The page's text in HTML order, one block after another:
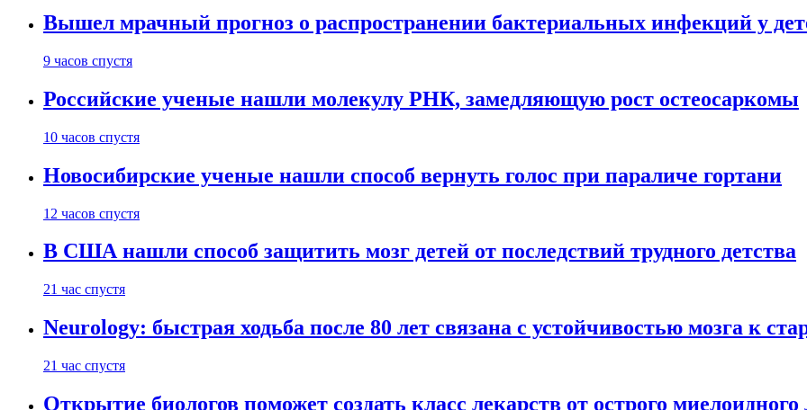
Вышел мрачный прогноз о распространении бактериальных инфекций у
9 часов спустя
Российские ученые нашли молекулу РНК, замедляющую рост остеосаркомы
10 часов спустя
Новосибирские ученые нашли способ вернуть голос при параличе гортани
12 часов спустя
В США нашли способ защитить мозг детей от последствий трудного детства
21 час спустя
Neurology: быстрая ходьба после 80 лет связана с устойчивостью мозга к
21 час спустя
Открытие биологов поможет создать класс лекарств от острого миелоидного